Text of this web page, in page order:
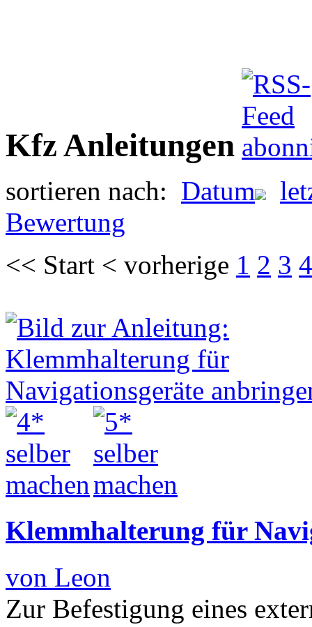
Kfz Anleitungen
sortieren nach: Datum
Bewertung
<< Start < vorherige 1 2 3 4
Klemmhalterung für
von Leon
Zur Befestigung eines